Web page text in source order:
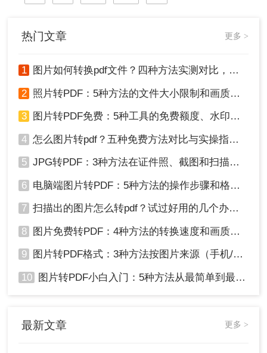
的几种高效方法。
热门文章 更多 >
1 图片如何转换pdf文件？四种方法实测对比，附各场景最优选！
2 照片转PDF：5种方法的文件大小限制和画质保留实测！
3 图片转PDF免费：5种工具的免费额度、水印和文件限制对比！
4 怎么图片转pdf？五种免费方法对比与实操指南（附详细表格）！
5 JPG转PDF：3种方法在证件照、截图和扫描件上的转换精度差异！
6 电脑端图片转PDF：5种方法的操作步骤和格式保留对比！
7 扫描出的图片怎么转pdf？试过好用的几个办法！
8 图片免费转PDF：4种方法的转换速度和画质损失对比！
9 图片转PDF格式：3种方法按图片来源（手机/相机/截图）选！
10 图片转PDF小白入门：5种方法从最简单到最专业逐步升级！
最新文章 更多 >